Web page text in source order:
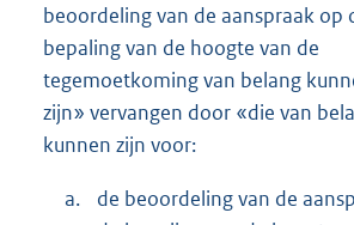
beoordeling van de aanspraak op
bepaling van de hoogte van de
tegemoetkoming van belang
zijn» vervangen door «die van
kunnen zijn voor:
a.
de beoordeling van de